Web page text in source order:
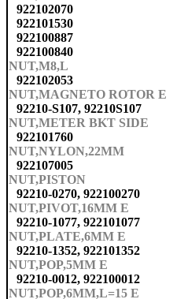
922102070
922101530
922100887
922100840
NUT,M8,L
922102053
NUT,MAGNETO ROTOR E
92210-S107, 92210S107
NUT,METER BKT SIDE
922101760
NUT,NYLON,22MM
922107005
NUT,PISTON
92210-0270, 922100270
NUT,PIVOT,16MM E
92210-1077, 922101077
NUT,PLATE,6MM E
92210-1352, 922101352
NUT,POP,5MM E
92210-0012, 922100012
NUT,POP,6MM,L=15 E